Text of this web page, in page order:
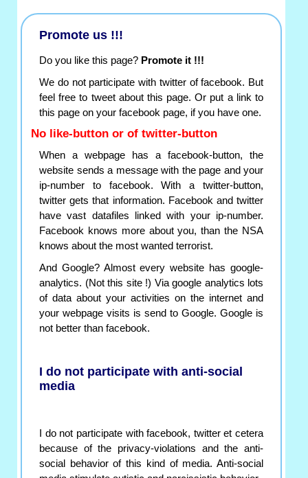
Promote us !!!
Do you like this page? Promote it !!!
We do not participate with twitter of facebook. But
feel free to tweet about this page. Or put a link to
this page on your facebook page, if you have one.
No like-button or of twitter-button
When a webpage has a facebook-button, the
website sends a message with the page and your
ip-number to facebook. With a twitter-button,
twitter gets that information. Facebook and twitter
have vast datafiles linked with your ip-number.
Facebook knows more about you, than the NSA
knows about the most wanted terrorist.
And Google? Almost every website has google-
analytics. (Not this site !) Via google analytics lots
of data about your activities on the internet and
your webpage visits is send to Google. Google is
not better than facebook.
I do not participate with anti-social
media
I do not participate with facebook, twitter et cetera
because of the privacy-violations and the anti-
social behavior of this kind of media. Anti-social